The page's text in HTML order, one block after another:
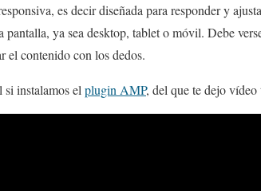
es decir diseñada para responder y
ya sea desktop, tablet o móvil. Debe
el contenido con los dedos.
instalamos el plugin AMP, del que te dejo